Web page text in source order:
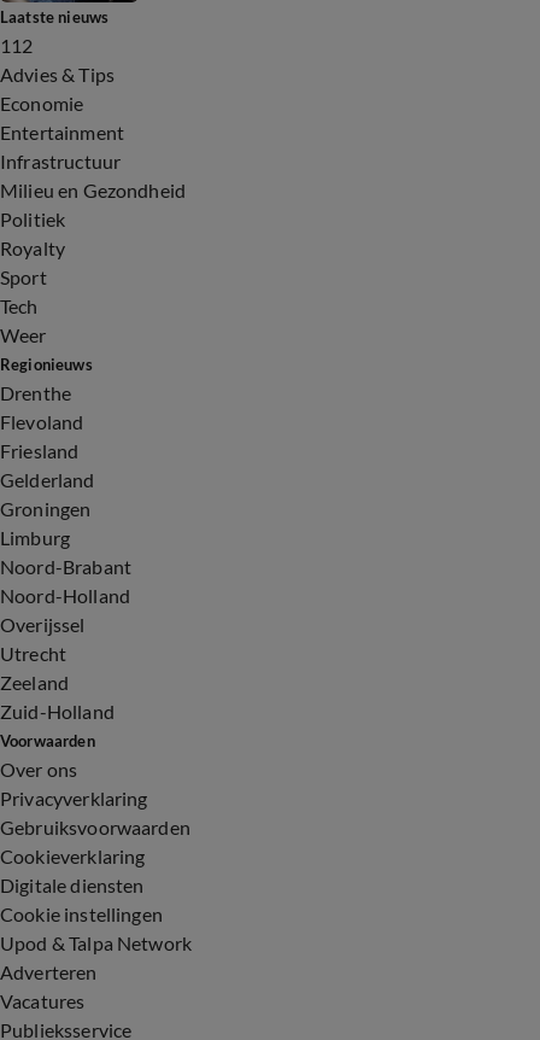
Laatste nieuws
112
Advies & Tips
Economie
Entertainment
Infrastructuur
Milieu en Gezondheid
Politiek
Royalty
Sport
Tech
Weer
Regionieuws
Drenthe
Flevoland
Friesland
Gelderland
Groningen
Limburg
Noord-Brabant
Noord-Holland
Overijssel
Utrecht
Zeeland
Zuid-Holland
Voorwaarden
Over ons
Privacyverklaring
Gebruiksvoorwaarden
Cookieverklaring
Digitale diensten
Cookie instellingen
Upod & Talpa Network
Adverteren
Vacatures
Publieksservice